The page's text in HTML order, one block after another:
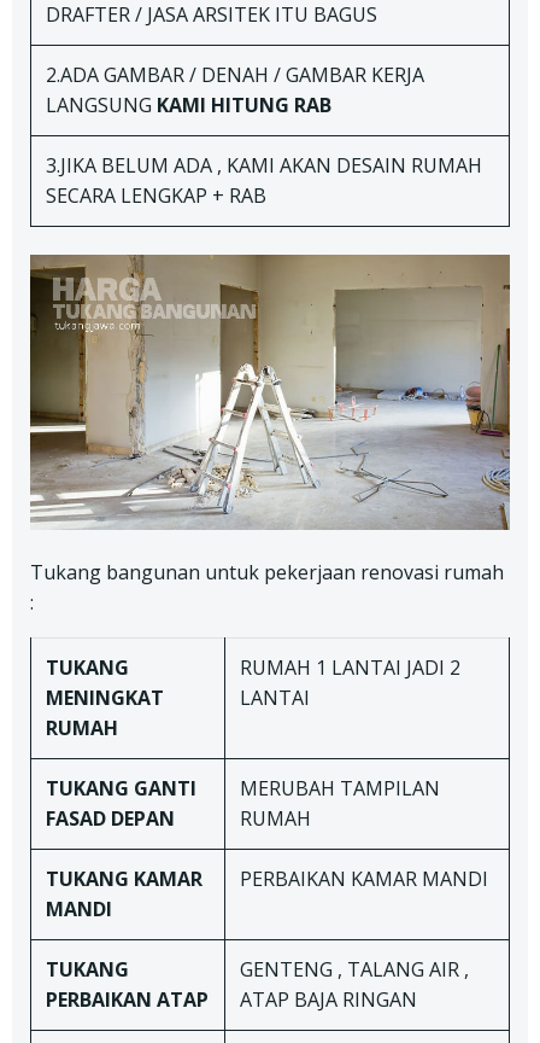
DRAFTER / JASA ARSITEK ITU BAGUS
2.ADA GAMBAR / DENAH / GAMBAR KERJA
LANGSUNG KAMI HITUNG RAB
3.JIKA BELUM ADA , KAMI AKAN DESAIN RUMAH
SECARA LENGKAP + RAB
Tukang bangunan untuk pekerjaan renovasi rumah
:
TUKANG
MENINGKAT
RUMAH
RUMAH 1 LANTAI JADI 2
LANTAI
TUKANG GANTI
FASAD DEPAN
MERUBAH TAMPILAN
RUMAH
TUKANG KAMAR
MANDI
PERBAIKAN KAMAR MANDI
TUKANG
PERBAIKAN ATAP
GENTENG , TALANG AIR ,
ATAP BAJA RINGAN